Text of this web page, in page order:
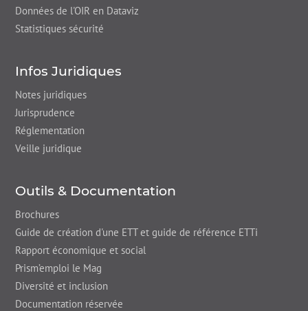
Données de l'OIR en Dataviz
Statistiques sécurité
Infos Juridiques
Notes juridiques
Jurisprudence
Réglementation
Veille juridique
Outils & Documentation
Brochures
Guide de création d'une ETT et guide de référence ETTi
Rapport économique et social
Prism’emploi le Mag
Diversité et inclusion
Documentation réservée